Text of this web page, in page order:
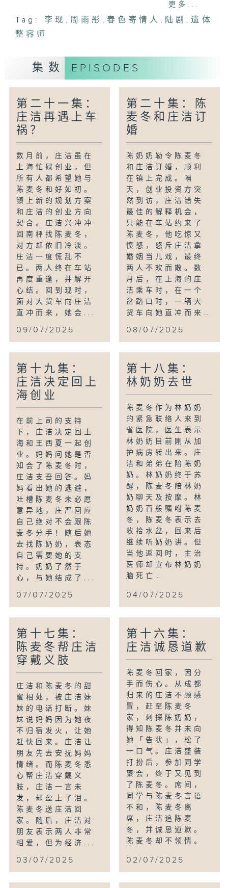
更多...
Tag: 李现 , 周雨彤 , 春色寄情人 , 陆剧 ,遗体
整容师
集数 EPISODES
第二十一集：
庄洁再遇上车
祸？
数月前，庄洁虽在
上海忙碌创业，但
所有人都希望她与
陈麦冬和好如初。
镇上新的规划方案
和庄洁的创业方向
契合。庄洁兴冲冲
回南枰找陈麦冬，
对方却依旧冷淡。
庄洁一度慌乱不
已。两人终在车站
再度重逢，并解开
心结。回到现时，
面对大货车向庄洁
直冲而来，她会...
09/07/2025
第二十集：陈
麦冬和庄洁订
婚
陈奶奶勒令陈麦冬
和庄洁订婚，顺利
在镇上完成。隔
天，创业投资方突
然到访，庄洁错失
最佳的解释机会，
只能在车站约来了
陈麦冬，他吃惊又
愤怒，怒斥庄洁拿
婚姻当儿戏，最终
两人不欢而散。数
月后，在上海的庄
洁乘车时，在一个
岔路口时，一辆大
货车向她直冲而来…
08/07/2025
第十九集：
庄洁决定回上
海创业
在前上司的支持
下，庄洁决定回上
海和王西夏一起创
业。妈妈问她是否
知会了陈麦冬时，
庄洁支吾回答。妈
妈看出她的逃避，
吐槽陈麦冬未必愿
意异地，庄严回应
自己绝对不会跟陈
麦冬分手！随后她
去找陈奶奶，表态
自己需要她的支
持。奶奶了然于
心，与她结成了...
07/07/2025
第十八集：
林奶奶去世
陈麦冬作为林奶奶
的紧急联络人来到
省医院，医生表示
林奶奶目前刚从加
护病房转出来。庄
洁和弟弟在陪陈奶
奶。林奶奶终于苏
醒，陈麦冬陪林奶
奶聊天及按摩。林
奶奶百般嘱咐陈麦
冬，陈麦冬表示去
收拾水盆，回来后
继续听奶奶讲。但
当他返回时，主治
医师却宣布林奶奶
脑死亡…
04/07/2025
第十七集：
陈麦冬帮庄洁
穿戴义肢
庄洁和陈麦冬的甜
蜜相处，被庄洁妹
妹的电话打断。妹
妹说妈妈因为她夜
不归宿发火，让她
赶快回来。庄洁让
朋友先去安抚妈妈
情绪。而陈麦冬悉
心帮庄洁穿戴义
肢，庄洁一言未
发，却盈上了泪。
陈麦冬送庄洁回
家。随后，庄洁对
朋友表示两人非常
相爱，但为经济...
03/07/2025
第十六集：
庄洁诚恳道歉
陈麦冬回家，因分
手而伤心。从成都
归来的庄洁不顾感
冒，赶至陈麦冬
家，刺探陈奶奶，
得知陈麦冬并未向
她「告状」，松了
一口气。庄洁盛装
打扮后，参加同学
聚会，终于又见到
了陈麦冬。席间，
同学与陈麦冬言语
不和，陈麦冬离
席，庄洁追陈麦
冬，并诚恳道歉。
陈麦冬却不领情。
02/07/2025